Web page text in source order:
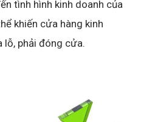
tình hình kinh doanh của
khiến cửa hàng kinh
lỗ, phải đóng cửa.